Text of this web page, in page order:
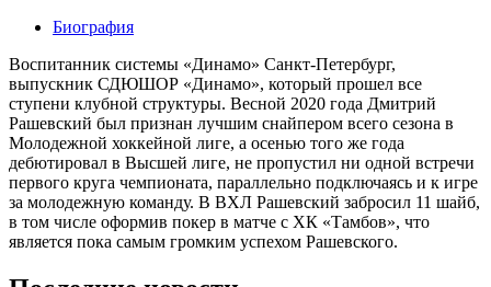
Биография
Воспитанник системы «Динамо» Санкт-Петербург,
выпускник СДЮШОР «Динамо», который прошел все
ступени клубной структуры. Весной 2020 года Дмитрий
Рашевский был признан лучшим снайпером всего сезона в
Молодежной хоккейной лиге, а осенью того же года
дебютировал в Высшей лиге, не пропустил ни одной встречи
первого круга чемпионата, параллельно подключаясь и к игре
за молодежную команду. В ВХЛ Рашевский забросил 11 шайб,
в том числе оформив покер в матче с ХК «Тамбов», что
является пока самым громким успехом Рашевского.